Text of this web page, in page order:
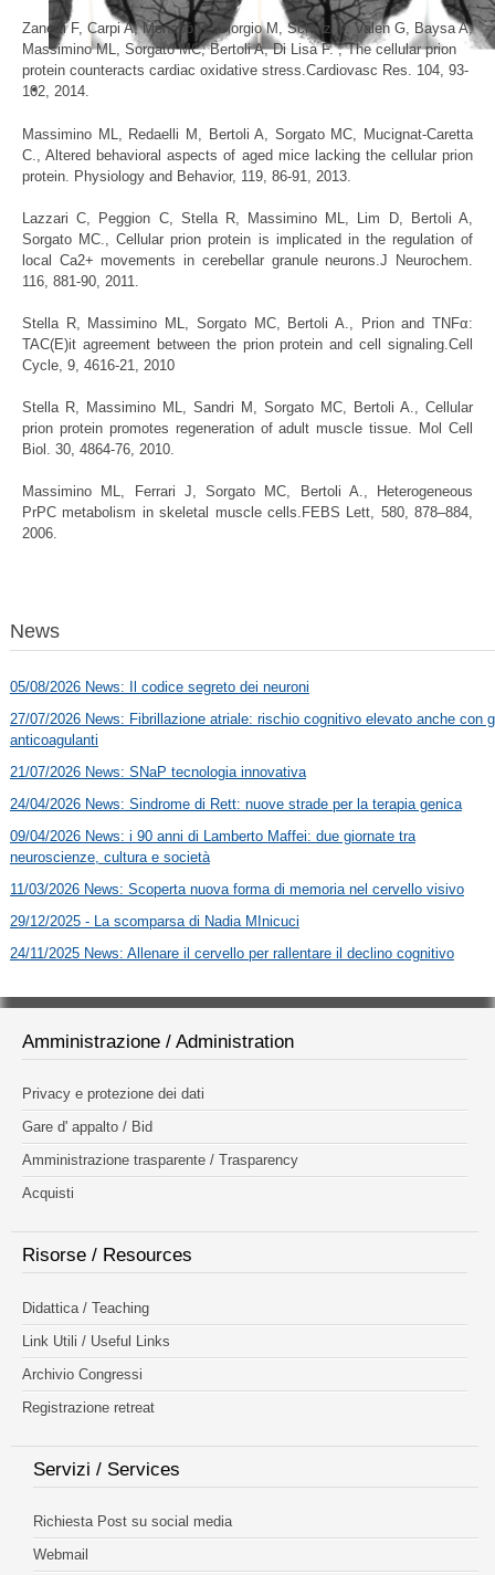
Zanetti F, Carpi A, Menabò R, Giorgio M, Schulz R, Valen G, Baysa A,
Massimino ML, Sorgato MC, Bertoli A, Di Lisa F. , The cellular prion
protein counteracts cardiac oxidative stress.Cardiovasc Res. 104, 93-
102, 2014.
Massimino ML, Redaelli M, Bertoli A, Sorgato MC, Mucignat-Caretta
C.,Altered behavioral aspects of aged mice lacking the cellular prion
protein. Physiology and Behavior, 119, 86-91, 2013.
Lazzari C, Peggion C, Stella R, Massimino ML, Lim D, Bertoli A,
Sorgato MC.,Cellular prion protein is implicated in the regulation of
local Ca2+ movements in cerebellar granule neurons.J Neurochem.
116, 881-90, 2011.
Stella R, Massimino ML, Sorgato MC, Bertoli A.,
Prion and TNFα:
TAC(E)it agreement between the prion protein and cell signaling.Cell
Cycle, 9, 4616-21, 2010
Stella R, Massimino ML, Sandri M, Sorgato MC, Bertoli A., Cellular
prion protein promotes regeneration of adult muscle tissue. Mol Cell
Biol. 30, 4864-76, 2010.
Massimino ML, Ferrari J, Sorgato MC, Bertoli A.,
Heterogeneous
PrPC metabolism in skeletal muscle cells.FEBS Lett, 580, 878–884,
2006.
News
05/08/2026 News: Il codice segreto dei neuroni
27/07/2026 News: Fibrillazione atriale: rischio cognitivo elevato anche con
anticoagulanti
21/07/2026 News: SNaP tecnologia innovativa
24/04/2026 News: Sindrome di Rett: nuove strade per la terapia genica
09/04/2026 News: i 90 anni di Lamberto Maffei: due giornate tra
neuroscienze, cultura e società
11/03/2026 News: Scoperta nuova forma di memoria nel cervello visivo
29/12/2025 - La scomparsa di Nadia MInicuci
24/11/2025 News: Allenare il cervello per rallentare il declino cognitivo
Amministrazione / Administration
Privacy e protezione dei dati
Gare d' appalto / Bid
Amministrazione trasparente / Trasparency
Acquisti
Risorse / Resources
Didattica / Teaching
Link Utili / Useful Links
Archivio Congressi
Registrazione retreat
Servizi / Services
Richiesta Post su social media
Webmail